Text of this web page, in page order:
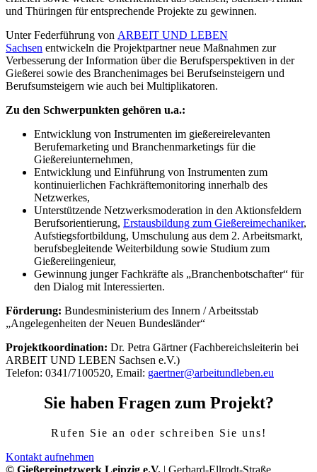
und Thüringen für entsprechende Projekte zu gewinnen.
Unter Federführung von ARBEIT UND LEBEN
Sachsen entwickeln die Projektpartner neue Maßnahmen zur
Verbesserung der Information über die Berufsperspektiven in der
Gießerei sowie des Branchenimages bei Berufseinsteigern und
Berufsumsteigern wie auch bei Multiplikatoren.
Zu den Schwerpunkten gehören u.a.:
Entwicklung von Instrumenten im gießereirelevanten
Berufemarketing und Branchenmarketings für die
Gießereiunternehmen,
Entwicklung und Einführung von Instrumenten zum
kontinuierlichen Fachkräftemonitoring innerhalb des
Netzwerkes,
Unterstützende Netzwerksmoderation in den Aktionsfeldern
Berufsorientierung, Erstausbildung zum Gießereimechaniker,
Aufstiegsfortbildung, Umschulung aus dem 2. Arbeitsmarkt,
berufsbegleitende Weiterbildung sowie Studium zum
Gießereiingenieur,
Gewinnung junger Fachkräfte als „Branchenbotschafter“ für
den Dialog mit Interessierten.
Förderung: Bundesministerium des Innern / Arbeitsstab
„Angelegenheiten der Neuen Bundesländer“
Projektkoordination: Dr. Petra Gärtner (Fachbereichsleiterin bei
ARBEIT UND LEBEN Sachsen e.V.)
Telefon: 0341/7100520, Email: gaertner@arbeitundleben.eu
Sie haben Fragen zum Projekt?
Rufen Sie an oder schreiben Sie uns!
Kontakt aufnehmen
© Gießereinetzwerk Leipzig e.V. | Gerhard-Ellrodt-Straße